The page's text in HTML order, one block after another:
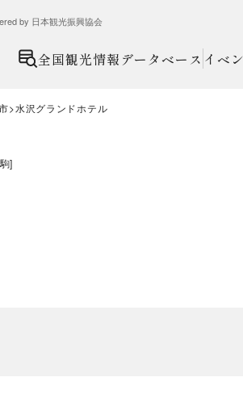
by 日本観光振興協会
全国観光情報データベース イベ
水沢グランドホテル
]